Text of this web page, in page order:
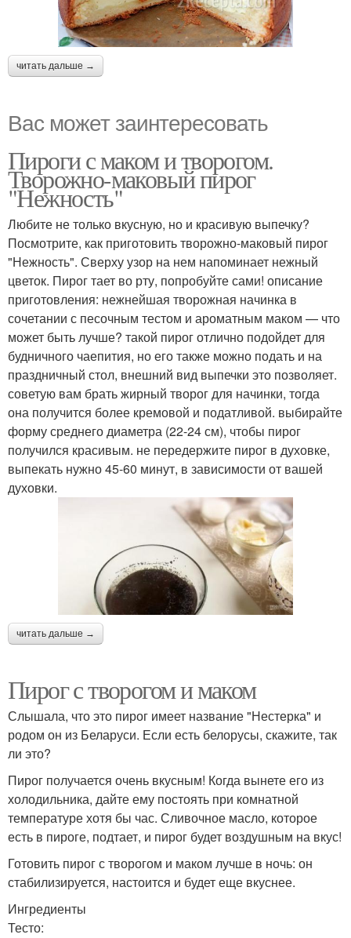
читать дальше →
Вас может заинтересовать
Пироги с маком и творогом.
Творожно-маковый пирог
"Нежность"
Любите не только вкусную, но и красивую выпечку?
Посмотрите, как приготовить творожно-маковый пирог
"Нежность". Сверху узор на нем напоминает нежный
цветок. Пирог тает во рту, попробуйте сами! описание
приготовления: нежнейшая творожная начинка в
сочетании с песочным тестом и ароматным маком — что
может быть лучше? такой пирог отлично подойдет для
будничного чаепития, но его также можно подать и на
праздничный стол, внешний вид выпечки это позволяет.
советую вам брать жирный творог для начинки, тогда
она получится более кремовой и податливой. выбирайте
форму среднего диаметра (22-24 см), чтобы пирог
получился красивым. не передержите пирог в духовке,
выпекать нужно 45-60 минут, в зависимости от вашей
духовки.
читать дальше →
Пирог с творогом и маком
Слышала, что это пирог имеет название "Нестерка" и
родом он из Беларуси. Если есть белорусы, скажите, так
ли это?
Пирог получается очень вкусным! Когда вынете его из
холодильника, дайте ему постоять при комнатной
температуре хотя бы час. Сливочное масло, которое
есть в пироге, подтает, и пирог будет воздушным на вкус!
Готовить пирог с творогом и маком лучше в ночь: он
стабилизируется, настоится и будет еще вкуснее.
Ингредиенты
Тесто: